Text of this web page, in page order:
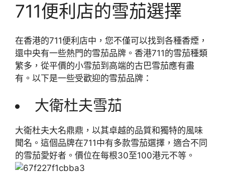
711便利店的雪茄選擇
在香港的711便利店中，您不僅可以找到各種香煙，
還中央有一些熱門的雪茄品牌。香港711的雪茄種類
繁多，從平價的小雪茄到高端的古巴雪茄應有盡
有。以下是一些受歡迎的雪茄品牌：
大衛杜夫雪茄
大衛杜夫大名鼎鼎，以其卓越的品質和獨特的風味
聞名。這個品牌在711中有多款雪茄選擇，適合不同
的雪茄愛好者。價位在每根30至100港元不等。